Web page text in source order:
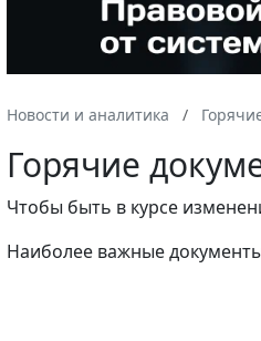
Новости и аналитика
Горячие
Чтобы быть в курсе
Наиболее важные